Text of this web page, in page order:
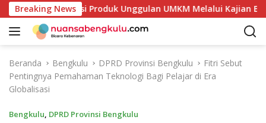
a
Breaking News
Potensi Produk Unggulan UMKM Melalui Kajian Bank
Beranda Bengkulu DPRD Provinsi Bengkulu
Fitri Sebut
Pentingnya Pemahaman Teknologi Bagi Pelajar di Era
Globalisasi
Bengkulu, DPRD Provinsi Bengkulu